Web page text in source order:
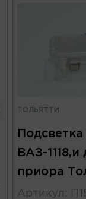
ТОЛЬЯТТИ
ВАЗ-1118,и
приора
Артикул :